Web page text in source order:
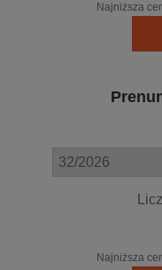
Najniższa
Najniższa